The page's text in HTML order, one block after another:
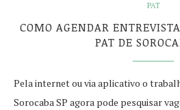
PAT
COMO AGENDAR
PAT DE
Pela internet ou via aplicativo o
Sorocaba SP agora pode pesquisar